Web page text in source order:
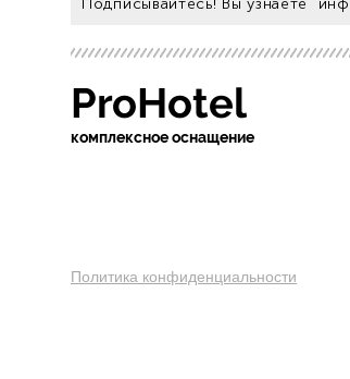
Подписывайтесь! Вы узнаете
ProHotel
комплексное оснащение
Политика конфиденциальности